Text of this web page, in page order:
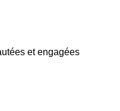
et engagées